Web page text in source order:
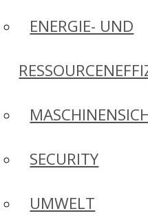
ENERGIE- UND
SECURITY
UMWELT